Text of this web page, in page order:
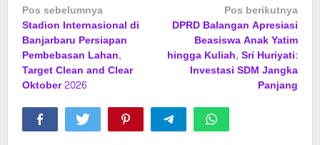
Navigasi
pos
Pos sebelumnya
Stadion Internasional di
Banjarbaru Persiapan
Pembebasan Lahan,
Target Clean and Clear
Oktober 2026
Pos berikutnya
DPRD Balangan Apresiasi
Beasiswa Anak Yatim
hingga Kuliah, Sri Huriyati:
Investasi SDM Jangka
Panjang